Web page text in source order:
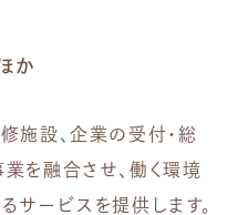
か
施設、企業の受付・総
を融合させ、働く環境
サービスを提供します。